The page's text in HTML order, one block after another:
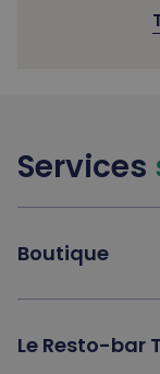
Services
Boutique
Le Resto-bar